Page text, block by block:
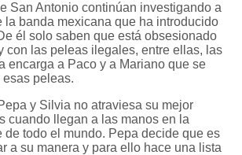
San Antonio continúan investigando a
la banda mexicana que ha introducido
él solo saben que está obsesionado
con las peleas ilegales, entre ellas, las
encarga a Paco y a Mariano que se
peleas.
y Silvia no atraviesa su mejor
cuando llegan a las manos en la
de todo el mundo. Pepa decide que es
a su manera y para ello hace una lista